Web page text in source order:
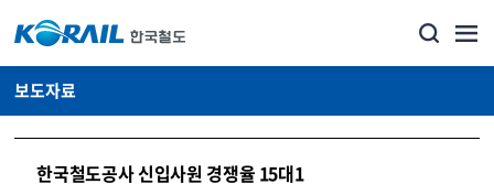
보도자료
한국철도공사 신입사원 경쟁율 15대1